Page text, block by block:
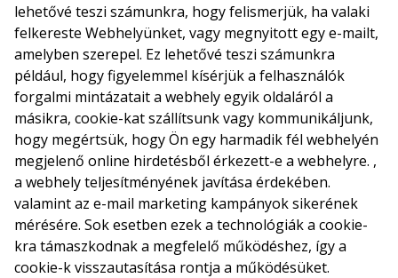
lehetővé teszi számunkra, hogy felismerjük, ha valaki
felkereste Webhelyünket, vagy megnyitott egy e-mailt,
amelyben szerepel. Ez lehetővé teszi számunkra
például, hogy figyelemmel kísérjük a felhasználók
forgalmi mintázatait a webhely egyik oldaláról a
másikra, cookie-kat szállítsunk vagy kommunikáljunk,
hogy megértsük, hogy Ön egy harmadik fél webhelyén
megjelenő online hirdetésből érkezett-e a webhelyre. ,
a webhely teljesítményének javítása érdekében.
valamint az e-mail marketing kampányok sikerének
mérésére. Sok esetben ezek a technológiák a cookie-
kra támaszkodnak a megfelelő működéshez, így a
cookie-k visszautasítása rontja a működésüket.